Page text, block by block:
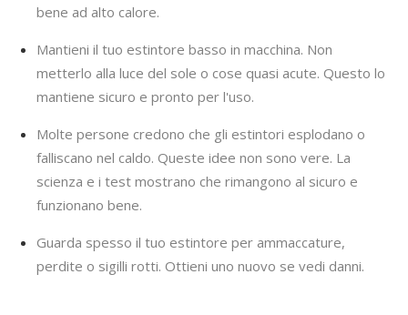
bene ad alto calore.
Mantieni il tuo estintore basso in macchina. Non
metterlo alla luce del sole o cose quasi acute. Questo lo
mantiene sicuro e pronto per l'uso.
Molte persone credono che gli estintori esplodano o
falliscano nel caldo. Queste idee non sono vere. La
scienza e i test mostrano che rimangono al sicuro e
funzionano bene.
Guarda spesso il tuo estintore per ammaccature,
perdite o sigilli rotti. Ottieni uno nuovo se vedi danni.